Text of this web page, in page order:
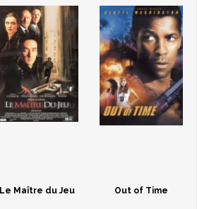
Le Maître du Jeu Out of Time